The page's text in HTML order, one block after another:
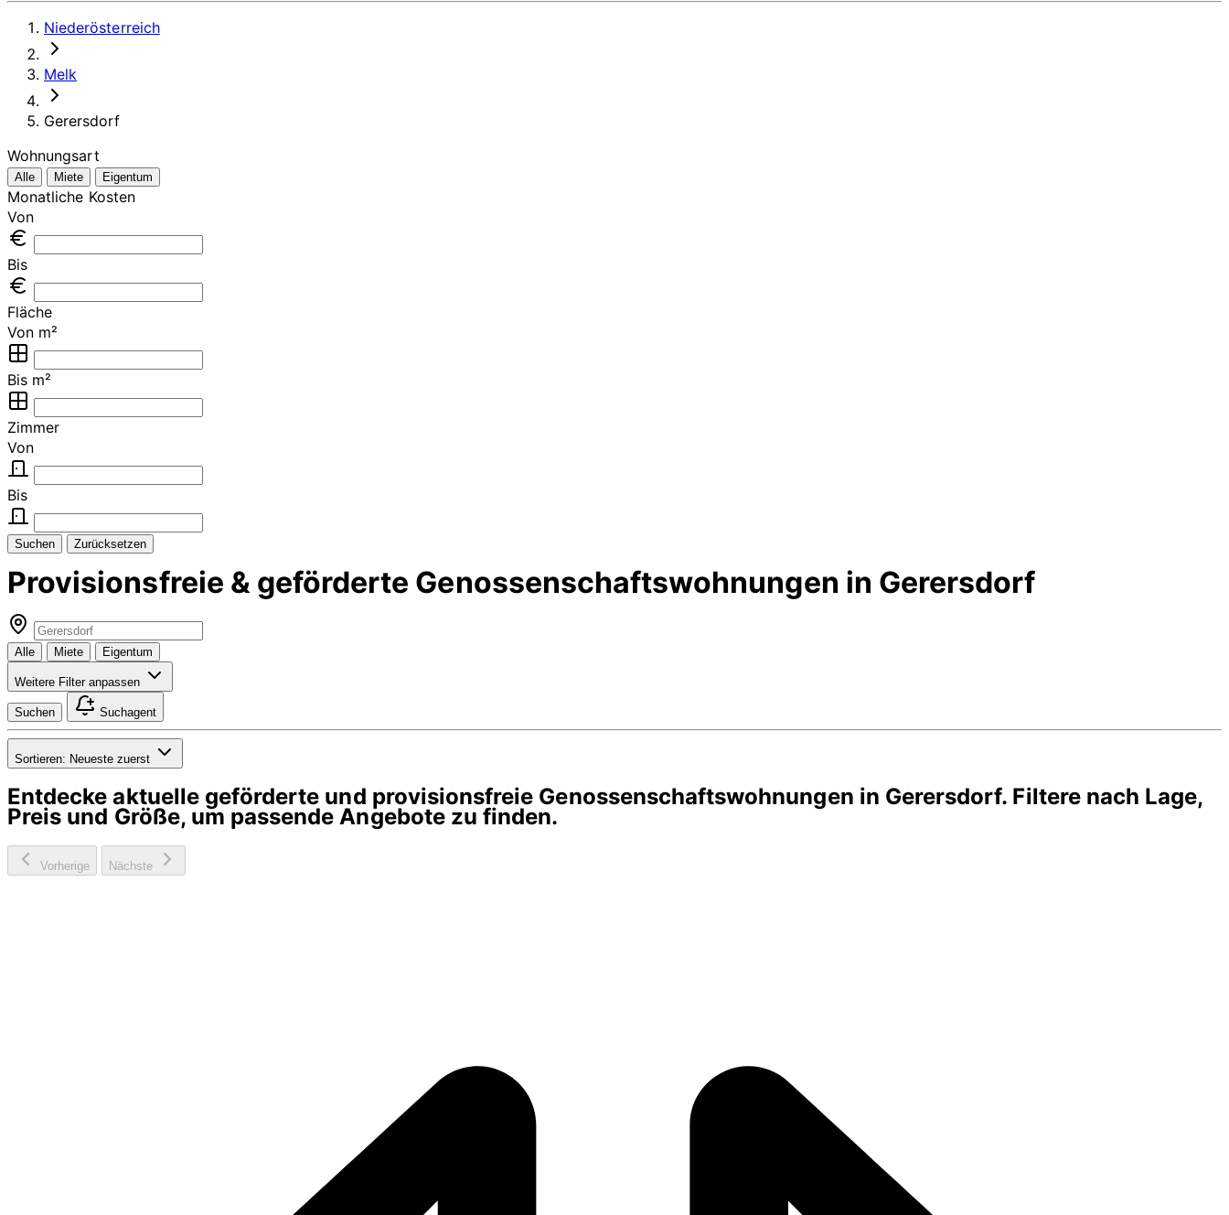
Niederösterreich
Melk
Gerersdorf
Wohnungsart
Alle Miete Eigentum
Monatliche Kosten
Von
Bis
Fläche
Von m²
Bis m²
Zimmer
Von
Bis
Suchen Zurücksetzen
Provisionsfreie & geförderte Genossenschaftswohnungen in Gerersdorf
Alle Miete Eigentum
Weitere Filter anpassen
Suchen Suchagent
Sortieren: Neueste zuerst
Entdecke aktuelle geförderte und provisionsfreie Genossenschaftswohnungen in Gerersdorf. Filtere nach Lage,
Preis und Größe, um passende Angebote zu finden.
Vorherige Nächste